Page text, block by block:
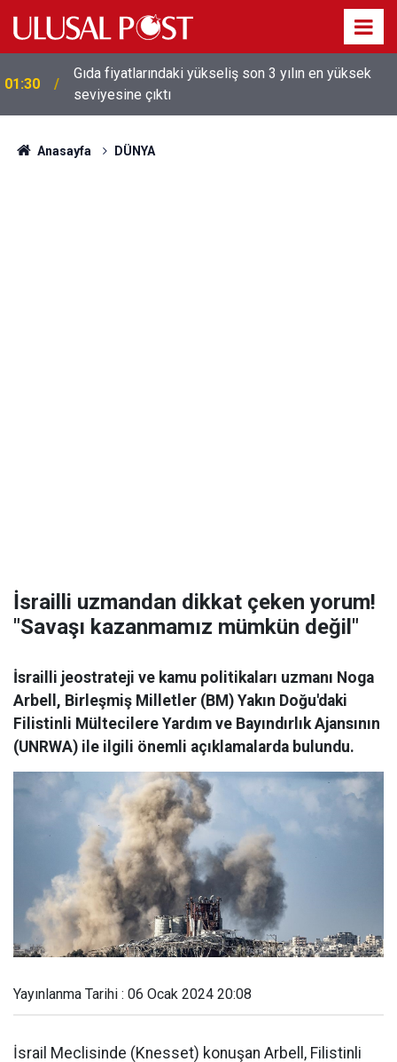
01:26
Galatasaray'dan sekiz kişi hakkında savcılığa suç
duyurusu
Anasayfa DÜNYA
İsrailli uzmandan dikkat çeken yorum!
"Savaşı kazanmamız mümkün değil"
İsrailli jeostrateji ve kamu politikaları uzmanı Noga
Arbell, Birleşmiş Milletler (BM) Yakın Doğu'daki
Filistinli Mültecilere Yardım ve Bayındırlık Ajansının
(UNRWA) ile ilgili önemli açıklamalarda bulundu.
Yayınlanma Tarihi : 06 Ocak 2024 20:08
İsrail Meclisinde (Knesset) konuşan Arbell, Filistinli